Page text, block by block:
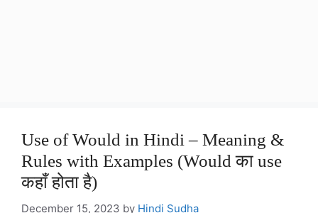
Use of Would in Hindi – Meaning &
Rules with Examples (Would का use
कहाँ होता है)
December 15, 2023 by Hindi Sudha